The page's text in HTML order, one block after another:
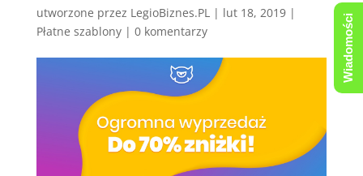
utworzone przez LegioBiznes.PL| lut 18, 2019|
Płatne szablony| 0 komentarzy Wiadomości